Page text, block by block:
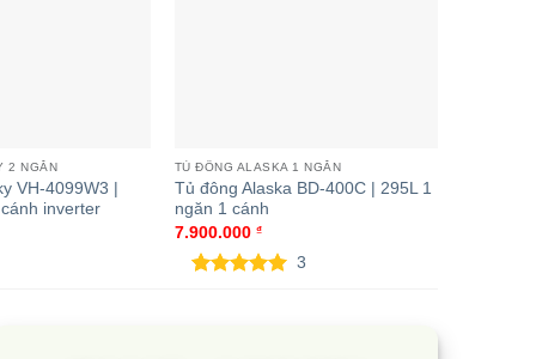
2 NGĂN
VH-4099W3 |
inverter
TỦ ĐÔNG ALASKA 1 NGĂN
Tủ đông Alaska BD-400C | 295L 1
ngăn 1 cánh
7.900.000 ₫
3